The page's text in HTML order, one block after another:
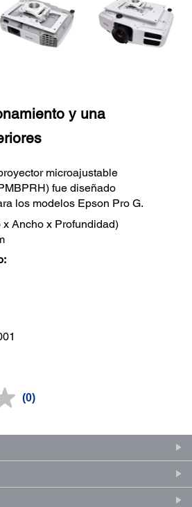
y una
microajustable
fue diseñado
los modelos Epson Pro G.
x Ancho x Profundidad)
Sin
en
misma
(0)